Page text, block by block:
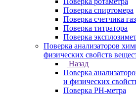
Поверка спиртомера
Поверка счетчика
Поверка титратора
Поверка
Поверка анализаторов
физических свойств
Назад
Поверка
и физических
Поверка PH-метра